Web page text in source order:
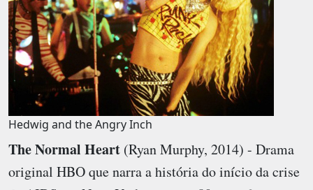
Hedwig and the Angry Inch
The Normal Heart (Ryan Murphy, 2014) - Drama
original HBO que narra a história do início da crise